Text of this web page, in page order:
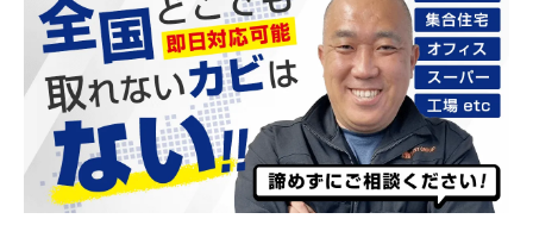
法人施設が選ぶべきカビ対策とは？休業日・夜
間対応で業務を止めない「空間リセット」の考
え方
見た目だけでは判断できない？真菌（カビ菌）
検査で“空気の安全性”を数値化する重要性
カビが発生する本当の原因とは？再発を防ぐた